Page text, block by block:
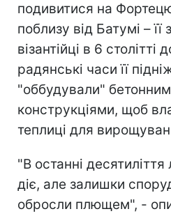
подивитися на
поблизу від Батумі – її
візантійці в 6
радянські часи її
"оббудували"
конструкціями, щоб
теплиці для
"В останні
діє, але залишки
обросли плющем", -